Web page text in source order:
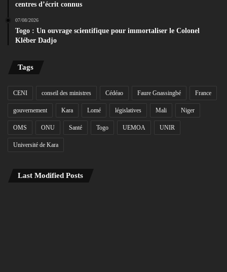
centres d’écrit connus
07/08/2026
Togo : Un ouvrage scientifique pour immortaliser le Colonel
Kléber Dadjo
Tags
CENI conseil des ministres Cédéao Faure Gnassingbé France
gouvernement Kara Lomé législatives Mali Niger
OMS ONU Santé Togo UEMOA UNIR
Université de Kara
Last Modified Posts